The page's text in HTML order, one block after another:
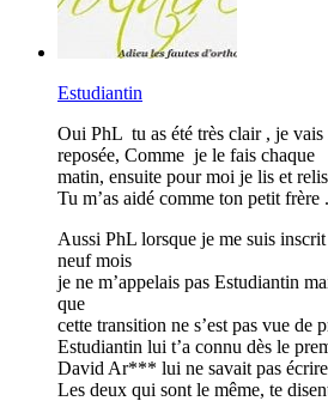
Estudiantin
Oui PhL tu as été très clair , je vais
reposée, Comme je le fais chaque
matin, ensuite pour moi je lis et
Tu m’as aidé comme ton petit frère .
Aussi PhL lorsque je me suis
neuf mois
je ne m’appelais pas Estudiantin
que
cette transition ne s’est pas vue de
Estudiantin lui t’a connu dès le
David Ar*** lui ne savait pas
Les deux qui sont le même, te